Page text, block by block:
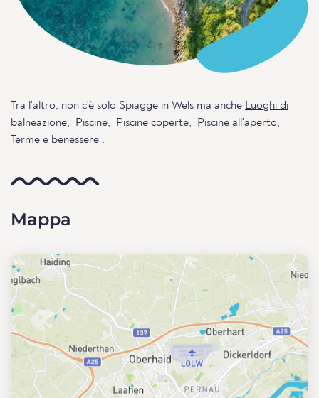
Tra l'altro, non c'è solo Spiagge in Wels ma anche Luoghi di
balneazione, Piscine, Piscine coperte, Piscine all'aperto,
Terme e benessere .
Mappa